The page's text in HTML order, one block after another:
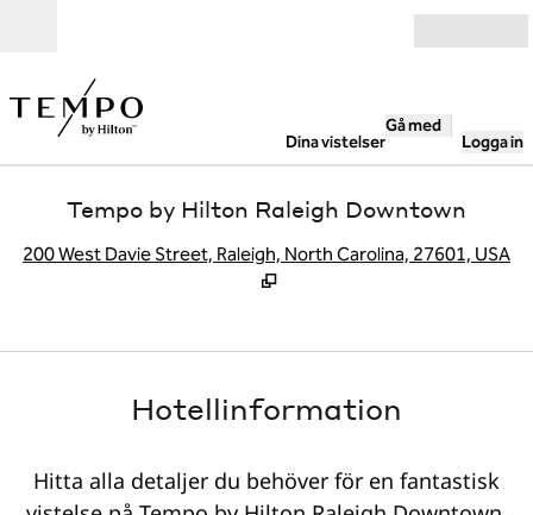
Dina vistelser
Gå med
Logga in
Tempo by Hilton Raleigh Downtown
200 West Davie Street, Raleigh, North Carolina, 27601, USA
Hotellinformation
Hitta alla detaljer du behöver för en fantastisk